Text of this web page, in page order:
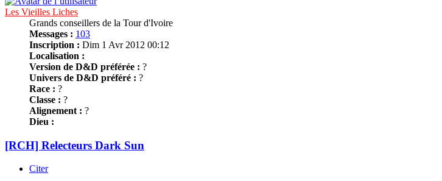
Les Vieilles Liches
Grands conseillers de la Tour d'Ivoire
Messages : 103
Inscription : Dim 1 Avr 2012 00:12
Localisation :
Version de D&D préférée : ?
Univers de D&D préféré : ?
Race : ?
Classe : ?
Alignement : ?
Dieu :
[RCH] Relecteurs Dark Sun
Citer